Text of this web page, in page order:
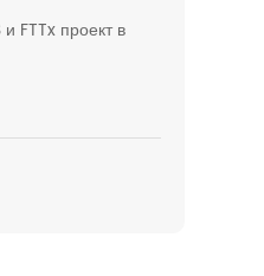
FTTx проект в